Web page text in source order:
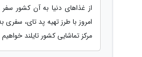
از غذاهای دنیا به آن کشور
امروز با طرز تهیه پد تای، سفری
مرکز تماشایی کشور تایلند